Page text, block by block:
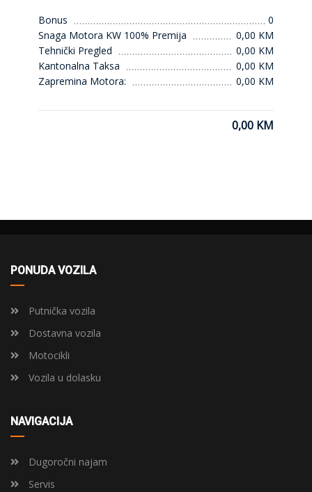
Bonus
0
Snaga Motora KW 100% Premija
0,00 KM
Tehnički Pregled
0,00 KM
Kantonalna Taksa
0,00 KM
Zapremina Motora:
0,00 KM
0,00 KM
PONUDA VOZILA
Putnička vozila
Dostavna vozila
Motocikli
Vozila u dolasku
NAVIGACIJA
Dugoročni najam
Servis